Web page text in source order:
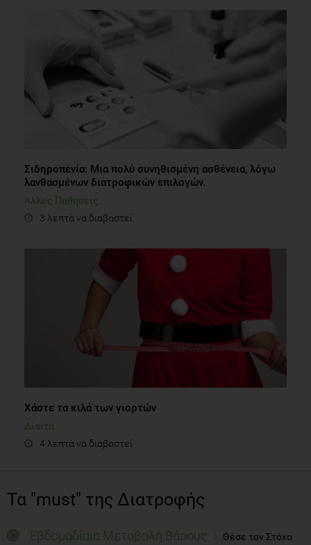
Σιδηροπενία: Μια πολύ συνηθισμένη ασθένεια, λόγω
λανθασμένων διατροφικών επιλογών.
Άλλες Παθήσεις
3 λεπτά να διαβαστεί
Χάστε τα κιλά των γιορτών
Δίαιτα
4 λεπτά να διαβαστεί
Τα "must" της Διατροφής
Εβδομαδίαια Μεταβολή Βάρους
Θέσε τον Στόχο